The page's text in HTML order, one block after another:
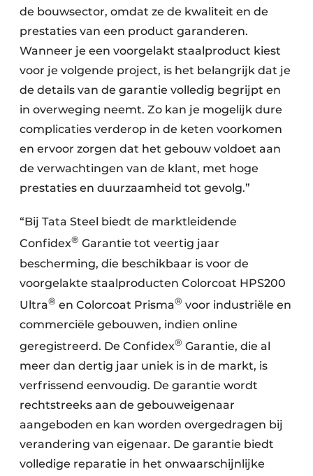
de bouwsector, omdat ze de kwaliteit en de
prestaties van een product garanderen.
Wanneer je een voorgelakt staalproduct kiest
voor je volgende project, is het belangrijk dat je
de details van de garantie volledig begrijpt en
in overweging neemt. Zo kan je mogelijk dure
complicaties verderop in de keten voorkomen
en ervoor zorgen dat het gebouw voldoet aan
de verwachtingen van de klant, met hoge
prestaties en duurzaamheid tot gevolg.”
“Bij Tata Steel biedt de marktleidende
Confidex® Garantie tot veertig jaar
bescherming, die beschikbaar is voor de
voorgelakte staalproducten Colorcoat HPS200
Ultra® en Colorcoat Prisma® voor industriële en
commerciële gebouwen, indien online
geregistreerd. De Confidex® Garantie, die al
meer dan dertig jaar uniek is in de markt, is
verfrissend eenvoudig. De garantie wordt
rechtstreeks aan de gebouweigenaar
aangeboden en kan worden overgedragen bij
verandering van eigenaar. De garantie biedt
volledige reparatie in het onwaarschijnlijke